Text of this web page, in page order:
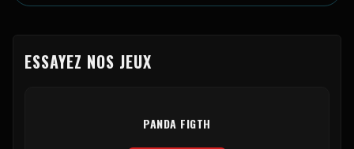
ESSAYEZ NOS JEUX
PANDA FIGTH